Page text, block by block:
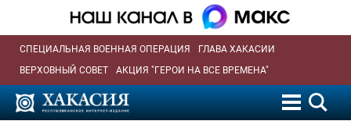
СПЕЦИАЛЬНАЯ ВОЕННАЯ ОПЕРАЦИЯ
ГЛАВА ХАКАСИИ
ВЕРХОВНЫЙ СОВЕТ
АКЦИЯ "ГЕРОИ НА ВСЕ ВРЕМЕНА"